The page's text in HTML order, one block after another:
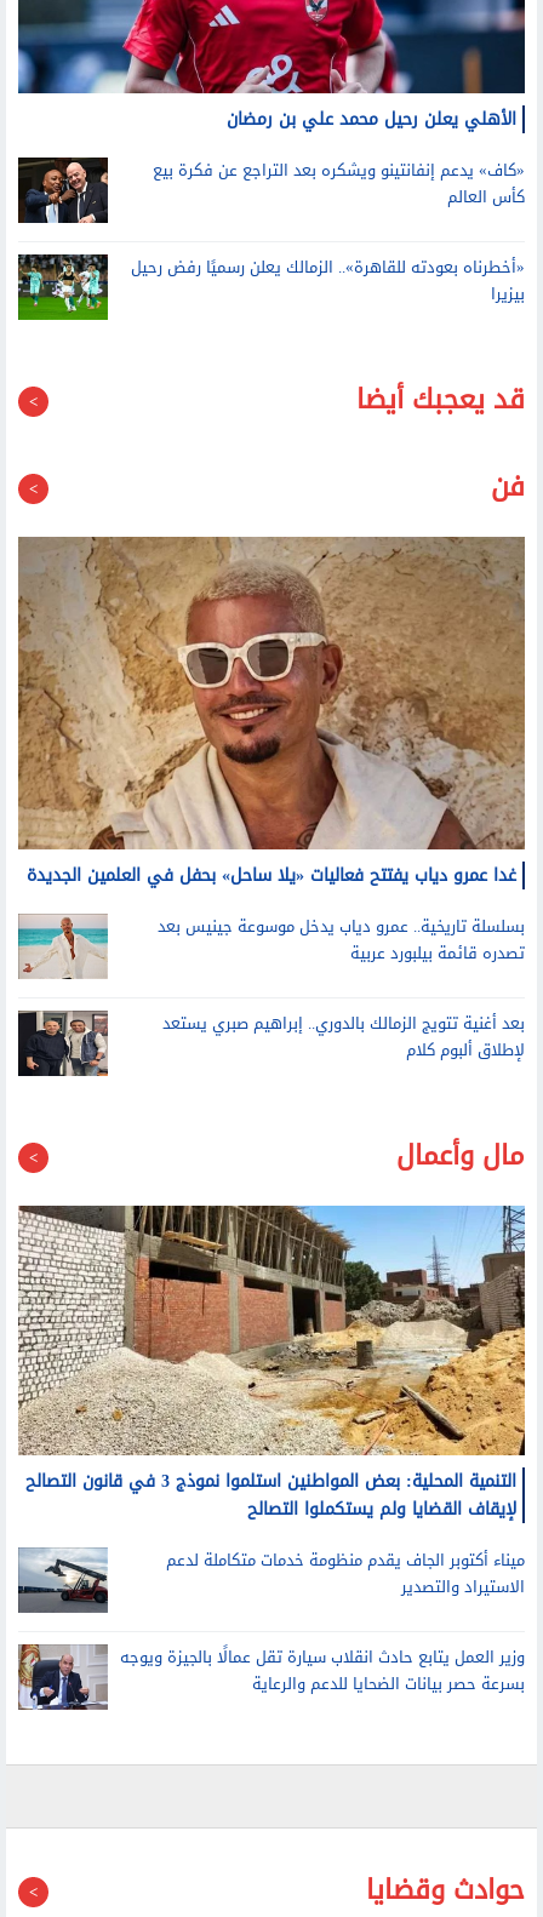
الأهلي يعلن رحيل محمد علي بن رمضان
«كاف» يدعم إنفانتينو ويشكره بعد التراجع عن فكرة بيع
كأس العالم
«أخطرناه بعودته للقاهرة».. الزمالك يعلن رسميًا رفض رحيل
بيزيرا
قد يعجبك أيضا
فن
غدا عمرو دياب يفتتح فعاليات «يلا ساحل» بحفل في العلمين الجديدة
بسلسلة تاريخية.. عمرو دياب يدخل موسوعة جينيس بعد
تصدره قائمة بيلبورد عربية
بعد أغنية تتويج الزمالك بالدوري.. إبراهيم صبري يستعد
لإطلاق ألبوم كلام
مال وأعمال
التنمية المحلية: بعض المواطنين استلموا نموذج 3 في قانون التصالح
لإيقاف القضايا ولم يستكملوا التصالح
ميناء أكتوبر الجاف يقدم منظومة خدمات متكاملة لدعم
الاستيراد والتصدير
وزير العمل يتابع حادث انقلاب سيارة تقل عمالًا بالجيزة ويوجه
بسرعة حصر بيانات الضحايا للدعم والرعاية
حوادث وقضايا